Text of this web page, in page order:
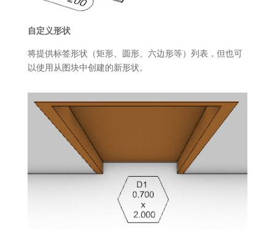
自定义形状
将提供标签形状（矩形、圆形、六边形等）列表，但也可
以使用从图块中创建的新形状。